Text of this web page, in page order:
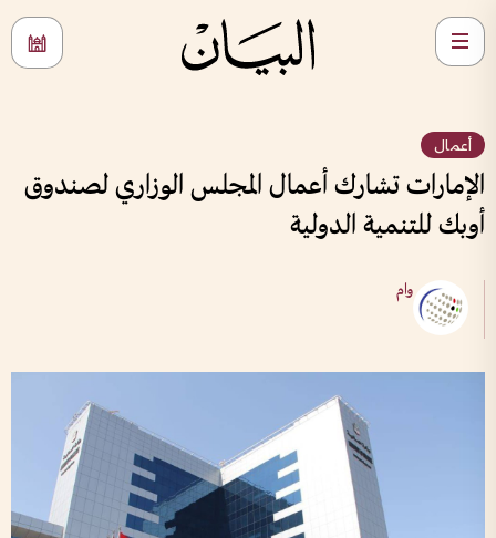
أعمال
الإمارات تشارك أعمال المجلس الوزاري لصندوق
أوبك للتنمية الدولية
وام